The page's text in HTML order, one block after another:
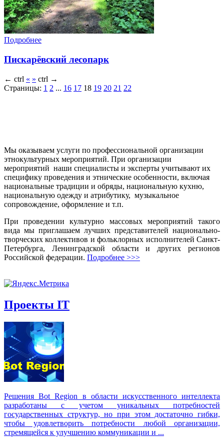
Подробнее
Пискарёвский лесопарк
← ctrl « » ctrl →
Страницы: 1 2 ... 16 17 18 19 20 21 22
Мы оказываем услуги по профессиональной организации
этнокультурных мероприятий. При организации
мероприятий наши специалисты и эксперты учитывают их
специфику проведения и этнические особенности, включая
национальные традиции и обряды, национальную кухню,
национальную одежду и атрибутику, музыкальное
сопровождение, оформление и т.п.
При проведении культурно массовых мероприятий такого
вида мы приглашаем лучших представителей национально-
творческих коллективов и фольклорных исполнителей Санкт-
Петербурга, Ленинградской области и других регионов
Российской федерации. Подробнее >>>
Проекты IT
Решения Вot Region в области искусственного интеллекта
разработаны с учетом уникальных потребностей
государственных структур, но при этом достаточно гибки,
чтобы удовлетворить потребности любой организации,
стремящейся к улучшению коммуникации и ...